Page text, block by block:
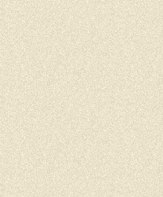
Контакты